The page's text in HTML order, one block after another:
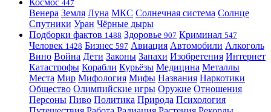
Космос 447
Венера Земля Луна МКС Солнечная система Солнце
Спутники Уран Чёрные дыры
Подборки фактов 1488 Здоровье 907 Криминал 547
Человек 1428 Бизнес 597 Авиация Автомобили Алкоголь
Вино Война Дети Законы Запахи Изобретения Интернет
Катастрофы Корабли Курьёзы Медицина Металлы
Места Мир Мифология Мифы Названия Наркотики
Общество Олимпийские игры Оружие Отношения
Персоны Пиво Политика Природа Психология